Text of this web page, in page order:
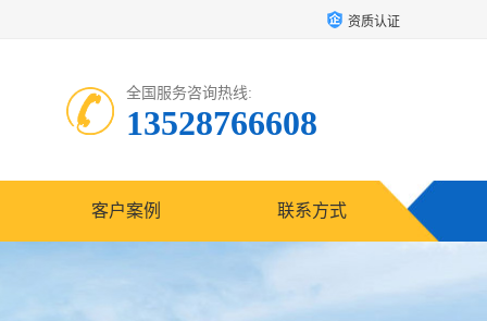
资质认证
全国服务咨询热线:
13528766608
客户案例 联系方式